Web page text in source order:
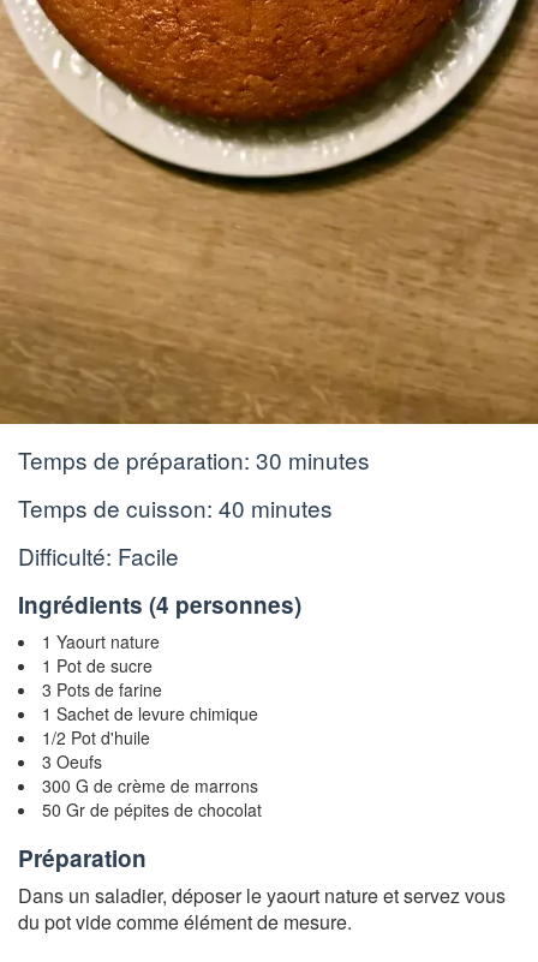
Temps de préparation: 30 minutes
Temps de cuisson: 40 minutes
Difficulté: Facile
Ingrédients (4 personnes)
1 Yaourt nature
1 Pot de sucre
3 Pots de farine
1 Sachet de levure chimique
1/2 Pot d'huile
3 Oeufs
300 G de crème de marrons
50 Gr de pépites de chocolat
Préparation
Dans un saladier, déposer le yaourt nature et servez vous
du pot vide comme élément de mesure.